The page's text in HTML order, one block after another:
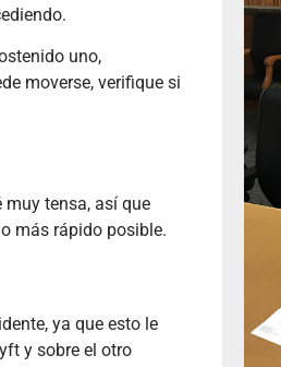
uno,
moverse, verifique si
tensa, así que
más rápido posible.
ya que esto le
y sobre el otro